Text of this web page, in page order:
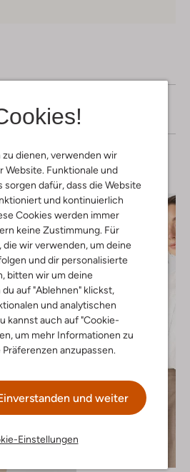
dienen, verwenden wir
Website. Funktionale und
sorgen dafür, dass die Website
und kontinuierlich
Cookies werden immer
keine Zustimmung. Für
wir verwenden, um deine
und dir personalisierte
bitten wir um deine
auf "Ablehnen" klickst,
und analytischen
kannst auch auf "Cookie-
um mehr Informationen zu
anzupassen.
und weiter
Einstellungen
deinenLook